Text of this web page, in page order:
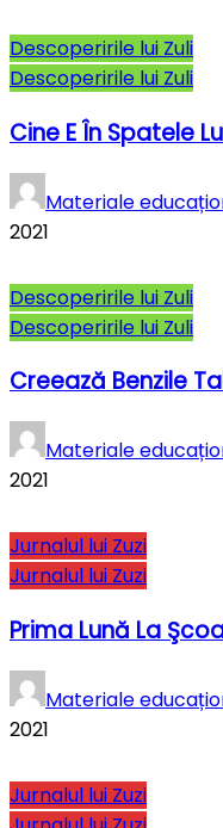
Descoperirile lui Zuli
Descoperirile lui Zuli
Cine E În Spatele
Materiale
2021
Descoperirile lui Zuli
Descoperirile lui Zuli
Creează Benzile
Materiale
2021
Jurnalul lui Zuzi
Jurnalul lui Zuzi
Prima Lună La
Materiale
2021
Jurnalul lui Zuzi